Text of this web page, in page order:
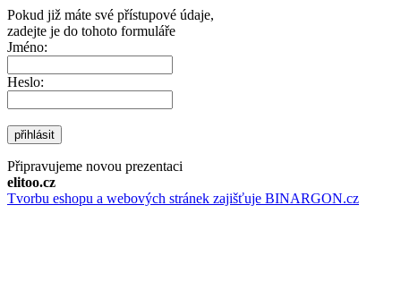
Pokud již máte své přístupové údaje,
zadejte je do tohoto formuláře
Jméno:
Heslo:
přihlásit
Připravujeme novou prezentaci
elitoo.cz
Tvorbu eshopu a webových stránek zajišťuje BINARGON.cz